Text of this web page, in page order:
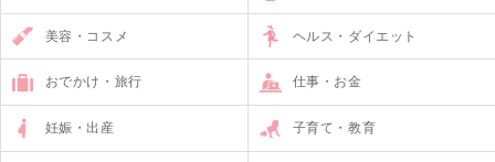
美容・コスメ ヘルス・ダイエット
おでかけ・旅行 仕事・お金
妊娠・出産 子育て・教育